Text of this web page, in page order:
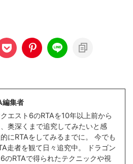
編集者
クエスト6のRTAを10年以上前から
奥深くまで追究してみたいと感
にRTAをしてみるまでに。 今でも
走者を観て日々追究中。 ドラゴン
のRTAで得られたテクニックや視